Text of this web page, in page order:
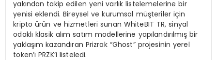
yakından takip edilen yeni varlık listelemelerine bir
yenisi eklendi. Bireysel ve kurumsal müşteriler için
kripto ürün ve hizmetleri sunan WhiteBIT TR, sinyal
odaklı klasik alım satım modellerine yapılandırılmış bir
yaklaşım kazandıran Prizrak “Ghost” projesinin yerel
token’ı PRZK’i listeledi.